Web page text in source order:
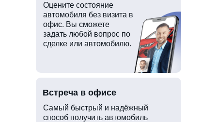
Оцените состояние
автомобиля без визита в
офис. Вы сможете
задать любой вопрос по
сделке или автомобилю.
Самый быстрый и надёжный
способ получить автомобиль
Встреча в офисе